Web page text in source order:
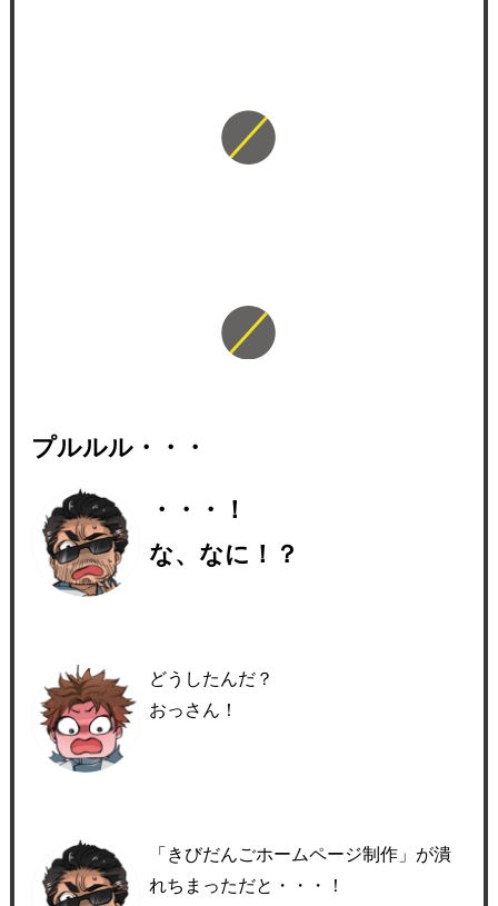
プルルル・・・
・・・！
な、なに！？
どうしたんだ？
おっさん！
「きびだんごホームページ制作」が潰
れちまっただと・・・！